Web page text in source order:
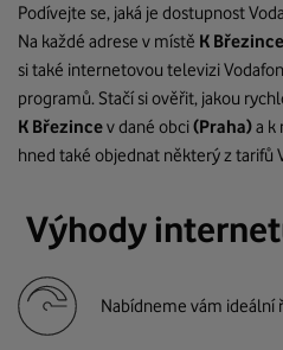
Podívejte se, jaká je dostupnost
Na každé adrese v místě K Březince
si také internetovou televizi
programů. Stačí si ověřit, jakou
K Březincev dané obci(Praha)a k
hned také objednat některý z tarifů
Výhody
Nabídneme vám ideální